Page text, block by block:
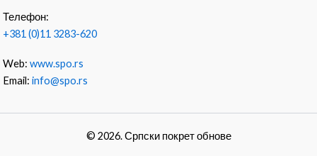
Телефон:
+381 (0)11 3283-620
Web:www.spo.rs
Email:info@spo.rs
© 2026. Српски покрет обнове